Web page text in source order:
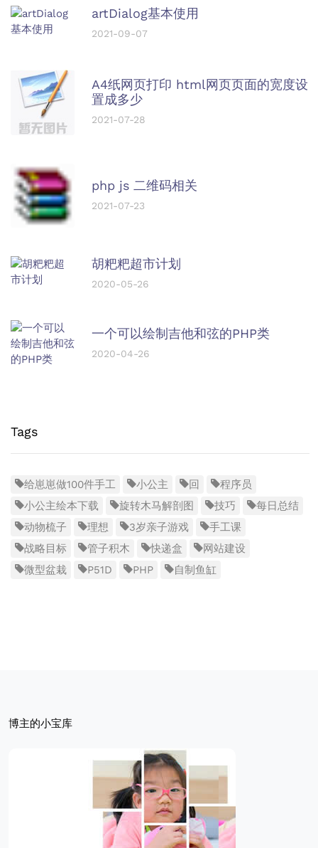
artDialog基本使用
2021-09-07
A4纸网页打印 html网页页面的宽度设
置成多少
2021-07-28
php js 二维码相关
2021-07-23
胡粑粑超市计划
2020-05-26
一个可以绘制吉他和弦的PHP类
2020-04-26
Tags
给崽崽做100件手工 小公主 回
程序员
小公主绘本下载
旋转木马解剖图 技巧
每日总结
动物梳子
理想 3岁亲子游戏
手工课
战略目标
管子积木 快递盒
网站建设
微型盆栽
P51D PHP 自制鱼缸
博主的小宝库